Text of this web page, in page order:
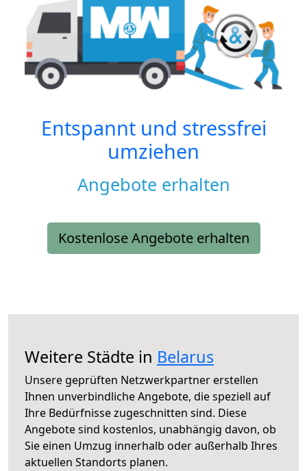
Entspannt und stressfrei
umziehen
Angebote erhalten
Kostenlose Angebote erhalten
Weitere Städte in Belarus
Unsere geprüften Netzwerkpartner erstellen
Ihnen unverbindliche Angebote, die speziell auf
Ihre Bedürfnisse zugeschnitten sind. Diese
Angebote sind kostenlos, unabhängig davon, ob
Sie einen Umzug innerhalb oder außerhalb Ihres
aktuellen Standorts planen.